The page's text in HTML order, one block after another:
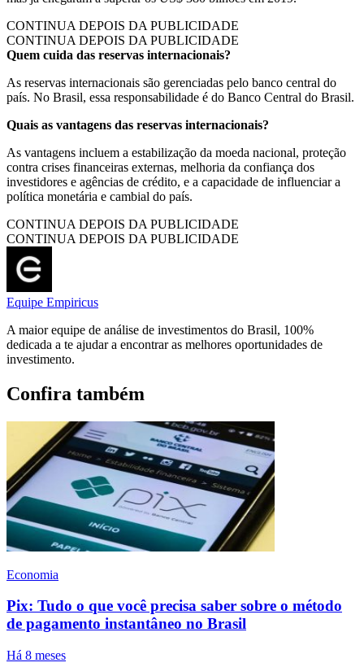
CONTINUA DEPOIS DA PUBLICIDADE
CONTINUA DEPOIS DA PUBLICIDADE
Quem cuida das reservas internacionais?
As reservas internacionais são gerenciadas pelo banco central do
país. No Brasil, essa responsabilidade é do Banco Central do Brasil.
Quais as vantagens das reservas internacionais?
As vantagens incluem a estabilização da moeda nacional, proteção
contra crises financeiras externas, melhoria da confiança dos
investidores e agências de crédito, e a capacidade de influenciar a
política monetária e cambial do país.
CONTINUA DEPOIS DA PUBLICIDADE
CONTINUA DEPOIS DA PUBLICIDADE
Equipe Empiricus
A maior equipe de análise de investimentos do Brasil, 100%
dedicada a te ajudar a encontrar as melhores oportunidades de
investimento.
Confira também
Economia
Pix: Tudo o que você precisa saber sobre o método
de pagamento instantâneo no Brasil
Há 8 meses